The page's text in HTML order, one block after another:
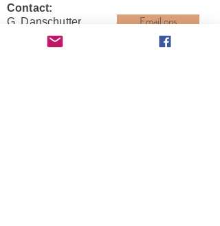
Contact:
G. Danschutter
Helststraat 28
2630 Aartselaar
Email ons